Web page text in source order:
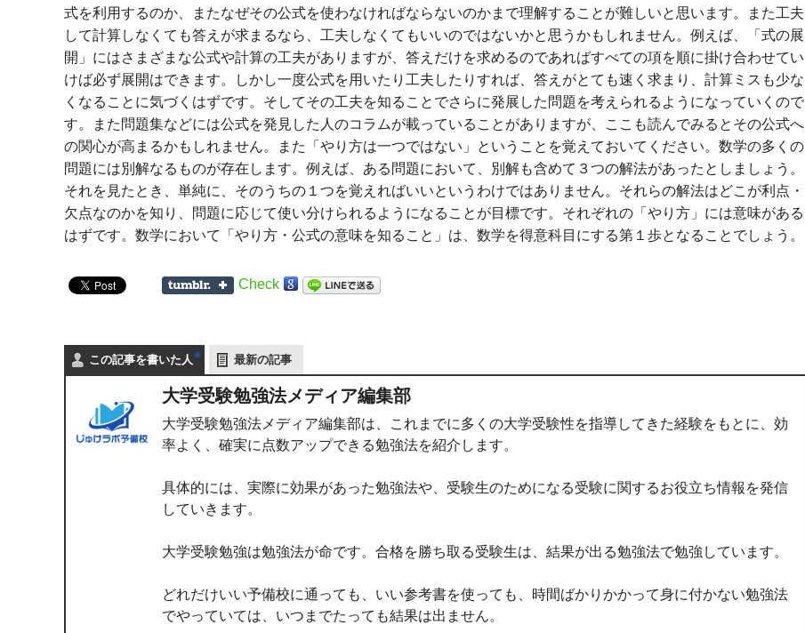
式を利用するのか、またなぜその公式を使わなければならないのかまで理解することが難しいと思います。また工夫
して計算しなくても答えが求まるなら、工夫しなくてもいいのではないかと思うかもしれません。例えば、「式の展
開」にはさまざまな公式や計算の工夫がありますが、答えだけを求めるのであればすべての項を順に掛け合わせてい
けば必ず展開はできます。しかし一度公式を用いたり工夫したりすれば、答えがとても速く求まり、計算ミスも少な
くなることに気づくはずです。そしてその工夫を知ることでさらに発展した問題を考えられるようになっていくので
す。また問題集などには公式を発見した人のコラムが載っていることがありますが、ここも読んでみるとその公式へ
の関心が高まるかもしれません。また「やり方は一つではない」ということを覚えておいてください。数学の多くの
問題には別解なるものが存在します。例えば、ある問題において、別解も含めて３つの解法があったとしましょう。
それを見たとき、単純に、そのうちの１つを覚えればいいというわけではありません。それらの解法はどこが利点・
欠点なのかを知り、問題に応じて使い分けられるようになることが目標です。それぞれの「やり方」には意味がある
はずです。数学において「やり方・公式の意味を知ること」は、数学を得意科目にする第１歩となることでしょう。
Check
この記事を書いた人 最新の記事
大学受験勉強法メディア編集部
大学受験勉強法メディア編集部は、これまでに多くの大学受験性を指導してきた経験をもとに、効
率よく、確実に点数アップできる勉強法を紹介します。
具体的には、実際に効果があった勉強法や、受験生のためになる受験に関するお役立ち情報を発信
していきます。
大学受験勉強は勉強法が命です。合格を勝ち取る受験生は、結果が出る勉強法で勉強しています。
どれだけいい予備校に通っても、いい参考書を使っても、時間ばかりかかって身に付かない勉強法
でやっていては、いつまでたっても結果は出ません。